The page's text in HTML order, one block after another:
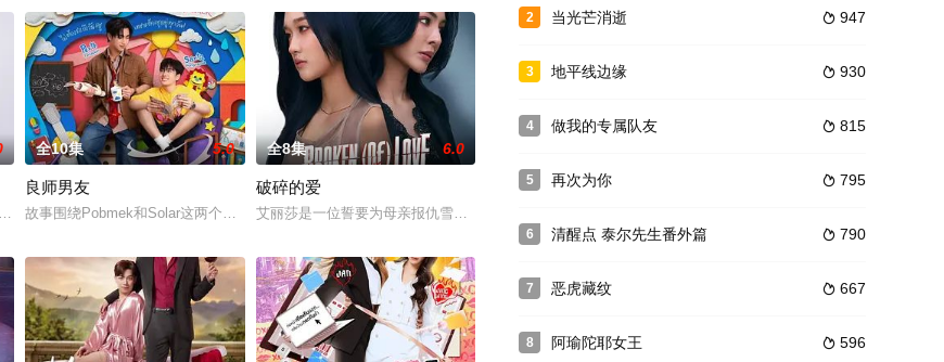
阿诺德；音乐家罗马；还有服装设计师图阿。
饰）将走进 6 所学校，直面并揭开 6 桩丑闻。6 个争议议题，6 位
全10集 5.0
良师男友
故事围绕Pobmek和Solar这两个同时也是男朋友的老师展开。Pobmek鄙视儿童，而Solar在遭受严重脑震荡后，经历
全8集 6.0
破碎的爱
艾丽莎是一位誓要为母亲报仇雪恨的女子，她的目标是杀害母亲的资本家；然而在复仇过程中，她竟与仇人的
2  947
当光芒消逝
3  930
地平线边缘
4  815
做我的专属队友
5  795
再次为你
6  790
清醒点 泰尔先生番外篇
7  667
恶虎藏纹
8  596
阿瑜陀耶女王